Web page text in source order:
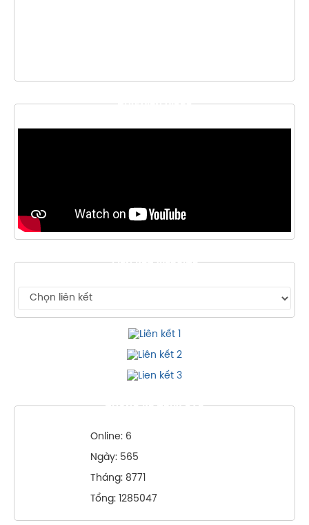
THƯ VIỆN VIDEO
LIÊN KẾT WEBSITE
THỐNG KÊ TRUY CẬP
Online: 6
Ngày: 565
Tháng: 8771
Tổng: 1285047